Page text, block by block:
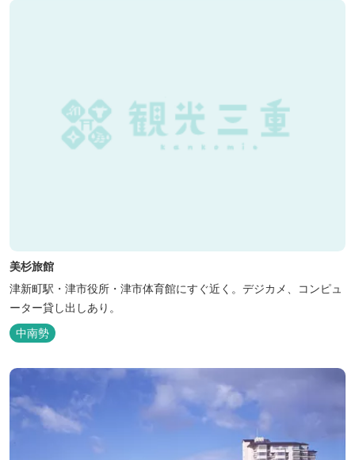
美杉旅館
津新町駅・津市役所・津市体育館にすぐ近く。デジカメ、コンピュ
ーター貸し出しあり。
中南勢